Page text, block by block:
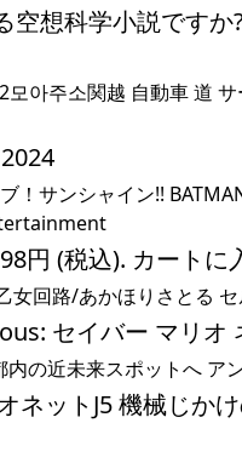
空想科学小説です
아주소関越 自動車 道
！サンシャイン!!
円 (税込). カートに
女回路/あかほりさとる
セイバー マリオ
内の近未来スポットへ
ネットJ5 機械じか